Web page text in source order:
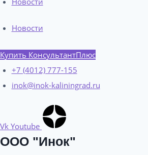
Новости
Купить КонсультантПлюс
+7 (4012) 777-155
inok@inok-kaliningrad.ru
Vk Youtube
ООО "Инок"